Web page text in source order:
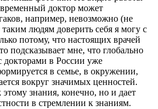
доктор может
например, невозможно (не
людям доверить себя я могу с
потому, что настоящих врачей
подсказывает мне, что глобально
докторами в России уже
в семье, в окружении,
вокруг значимых ценностей.
этому знания, конечно, но и дает
в стремлении к знаниям.